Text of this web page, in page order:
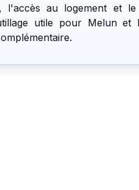
l'accès au logement et le
utile pour Melun et